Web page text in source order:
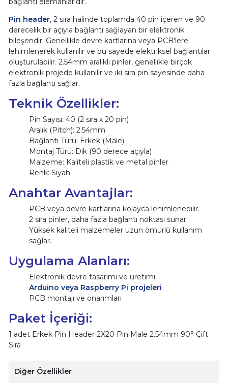
Pin header, 2 sıra halinde toplamda 40 pin içeren ve 90
derecelik bir açıyla bağlantı sağlayan bir elektronik
bileşendir. Genellikle devre kartlarına veya PCB'lere
lehimlenerek kullanılır ve bu sayede elektriksel bağlantılar
oluşturulabilir. 2.54mm aralıklı pinler, genellikle birçok
elektronik projede kullanılır ve iki sıra pin sayesinde daha
fazla bağlantı sağlar.
Teknik Özellikler:
Pin Sayısı: 40 (2 sıra x 20 pin)
Aralık (Pitch): 2.54mm
Bağlantı Türü: Erkek (Male)
Montaj Türü: Dik (90 derece açıyla)
Malzeme: Kaliteli plastik ve metal pinler
Renk: Siyah
Anahtar Avantajlar:
PCB veya devre kartlarına kolayca lehimlenebilir.
2 sıra pinler, daha fazla bağlantı noktası sunar.
Yüksek kaliteli malzemeler uzun ömürlü kullanım
sağlar.
Uygulama Alanları:
Elektronik devre tasarımı ve üretimi
Arduino veya Raspberry Pi projeleri
PCB montajı ve onarımları
Paket İçeriği:
1 adet Erkek Pin Header 2X20 Pin Male 2.54mm 90° Çift
Sıra
Diğer Özellikler